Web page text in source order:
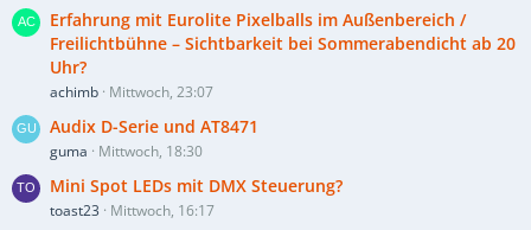
Erfahrung mit Eurolite Pixelballs im Außenbereich /
Freilichtbühne – Sichtbarkeit bei Sommerabendicht ab 20
Uhr?
achimb Mittwoch, 23:07
Audix D-Serie und AT8471
guma Mittwoch, 18:30
Mini Spot LEDs mit DMX Steuerung?
toast23 Mittwoch, 16:17